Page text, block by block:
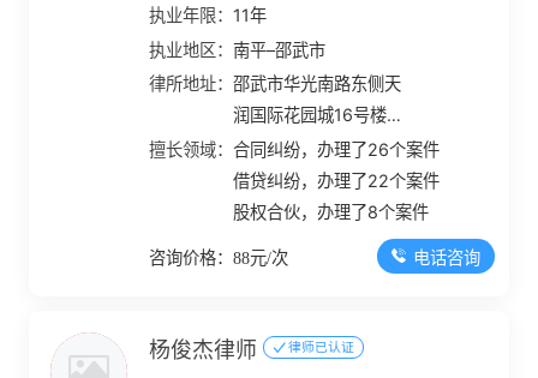
执业年限： 11年
执业地区：南平–邵武市
律所地址：邵武市华光南路东侧天
润国际花园城16号楼
A205号
擅长领域：合同纠纷，办理了26个案件
借贷纠纷，办理了22个案件
股权合伙，办理了8个案件
咨询价格：88元/次 电话咨询
杨俊杰律师 律师已认证